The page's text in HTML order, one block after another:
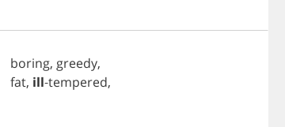
boring, greedy,
fat, ill-tempered,